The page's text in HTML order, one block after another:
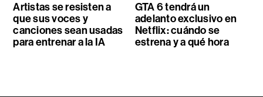
Artistas se resisten a
que sus voces y
canciones sean usadas
para entrenar a la IA
GTA 6 tendrá un
adelanto exclusivo en
Netflix: cuándo se
estrena y a qué hora